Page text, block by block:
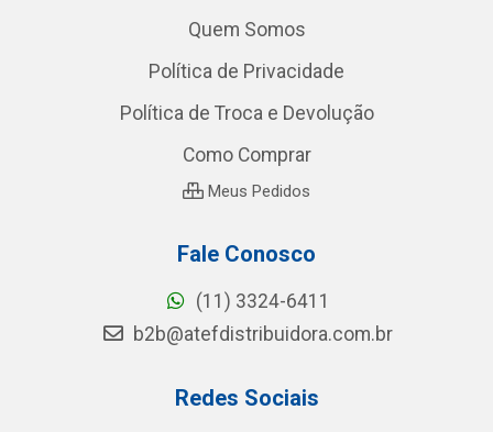
Quem Somos
Política de Privacidade
Política de Troca e Devolução
Como Comprar
Meus Pedidos
Fale Conosco
(11) 3324-6411
b2b@atefdistribuidora.com.br
Redes Sociais